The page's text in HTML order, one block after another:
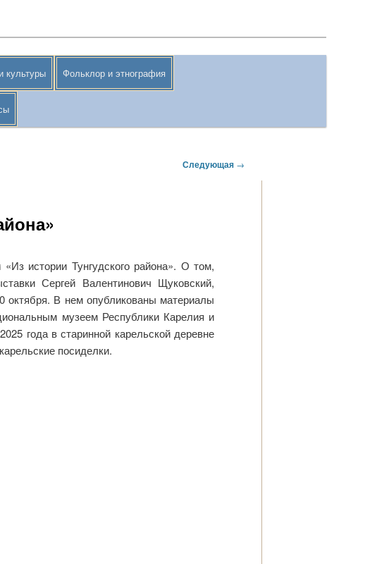
культуры Фольклор и этнография
Следующая →
истории Тунгудского района». О том,
Сергей Валентинович Щуковский,
октября. В нем опубликованы материалы
музеем Республики Карелия и
года в старинной карельской деревне
посиделки.